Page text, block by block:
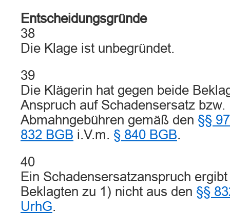
Entscheidungsgründe
38
Die Klage ist unbegründet.
39
Die Klägerin hat gegen beide
Anspruch auf Schadensersatz bzw.
Abmahngebühren gemäß den §§
832 BGB i.V.m. § 840 BGB.
40
Ein Schadensersatzanspruch
Beklagten zu 1) nicht aus den §§
UrhG.